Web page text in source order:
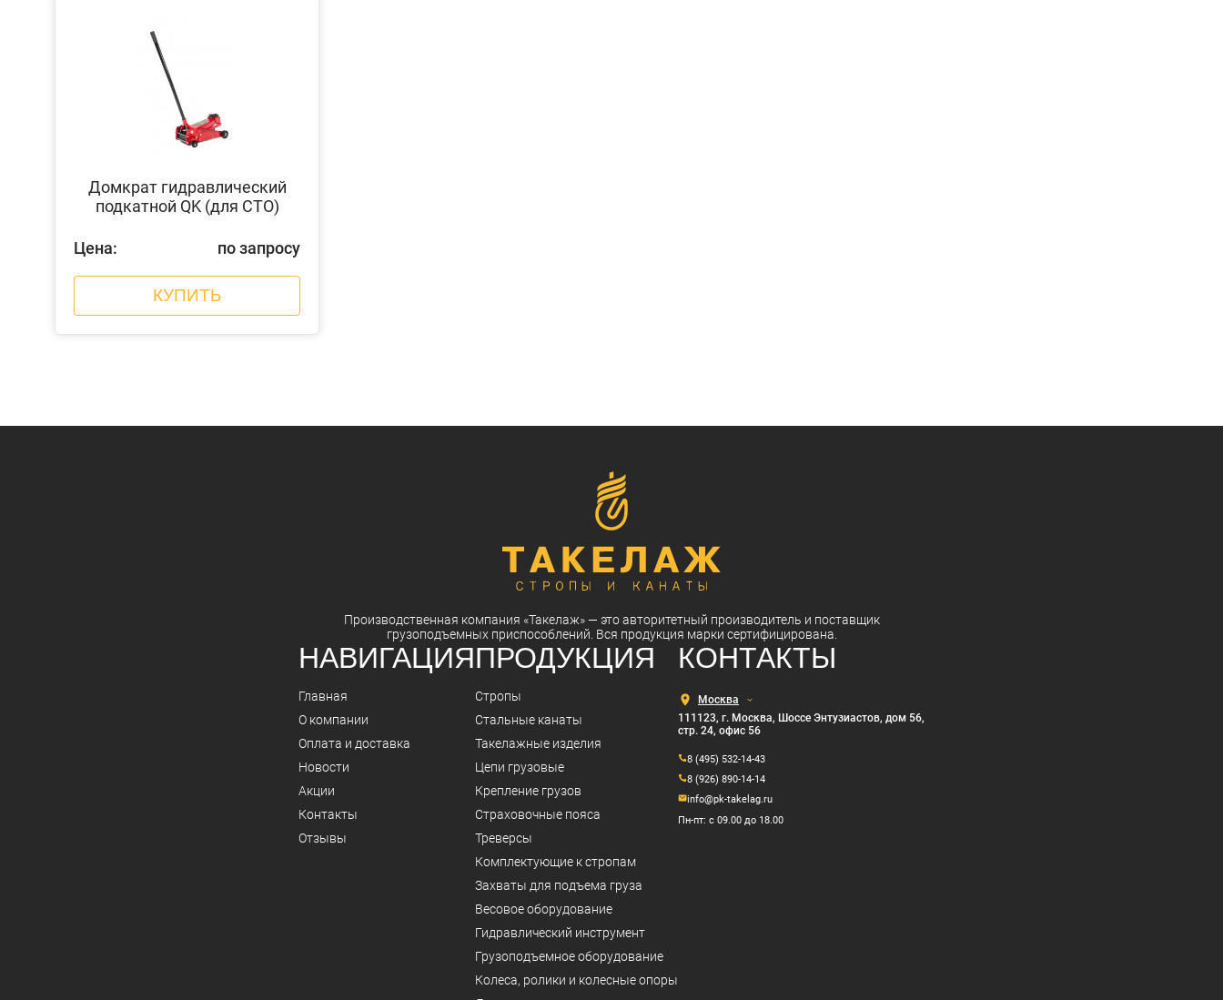
Домкрат гидравлический
подкатной QK (для СТО)
Цена: по запросу
КУПИТЬ
Производственная компания «Такелаж»— это авторитетный производитель и поставщик
грузоподъемных приспособлений. Вся продукция марки сертифицирована.
НАВИГАЦИЯ
Главная
О компании
Оплата и доставка
Новости
Акции
Контакты
Отзывы
ПРОДУКЦИЯ
Стропы
Стальные канаты
Такелажные изделия
Цепи грузовые
Крепление грузов
Страховочные пояса
Треверсы
Комплектующие к стропам
Захваты для подъема груза
Весовое оборудование
Гидравлический инструмент
Грузоподъемное оборудование
Колеса, ролики и колесные опоры
КОНТАКТЫ
Выберите
город
111123, г. Москва, Шоссе Энтузиастов, дом 56,
стр. 24, офис 56
info@pk-takelag.ru
Пн-пт: с 09.00 до 18.00
8 (495) 532-14-43
8 (926) 890-14-14